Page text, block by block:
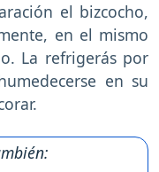
el bizcocho,
en el mismo
La refrigerás por
en su